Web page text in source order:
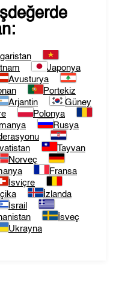
Japonya
Avusturya
Portekiz
Arjantin
Güney
Polonya
Rusya
Tayvan
Norveç
Fransa
İsviçre
İzlanda
İsrail
İsveç
Ukrayna